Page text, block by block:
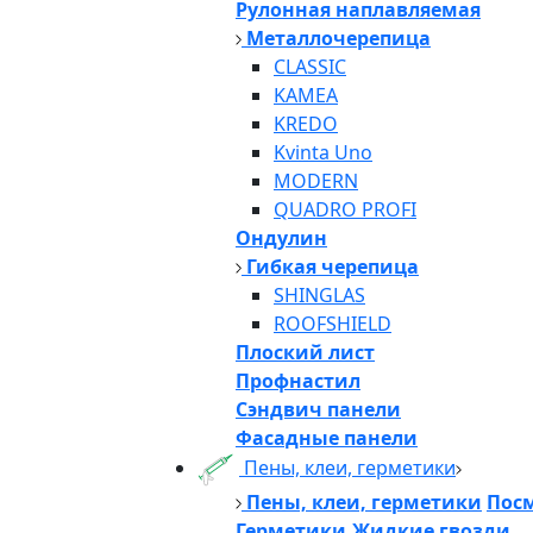
Рулонная наплавляемая
Металлочерепица
CLASSIC
KAMEA
KREDO
Kvinta Uno
MODERN
QUADRO PROFI
Ондулин
Гибкая черепица
SHINGLAS
ROOFSHIELD
Плоский лист
Профнастил
Сэндвич панели
Фасадные панели
Пены, клеи, герметики
Пены, клеи, герметики